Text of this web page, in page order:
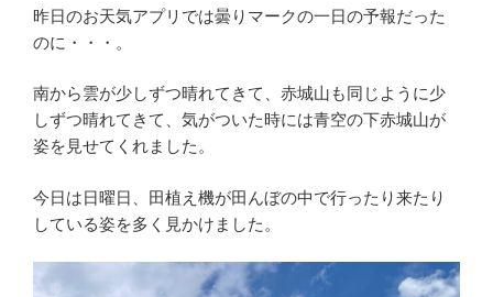
昨日のお天気アプリでは曇りマークの一日の予報だった
のに・・・。
南から雲が少しずつ晴れてきて、赤城山も同じように少
しずつ晴れてきて、気がついた時には青空の下赤城山が
姿を見せてくれました。
今日は日曜日、田植え機が田んぼの中で行ったり来たり
している姿を多く見かけました。